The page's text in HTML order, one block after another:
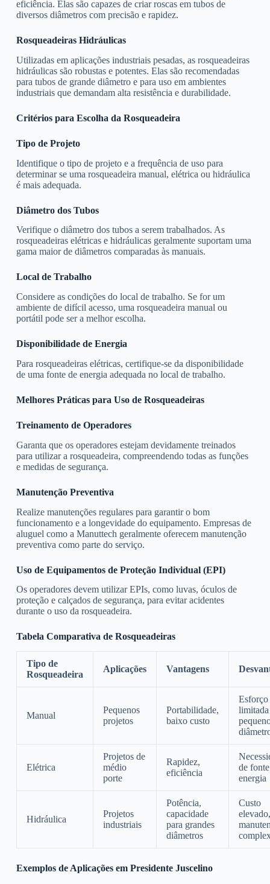
eficiência. Elas são capazes de criar roscas em tubos de
diversos diâmetros com precisão e rapidez.
Rosqueadeiras Hidráulicas
Utilizadas em aplicações industriais pesadas, as rosqueadeiras
hidráulicas são robustas e potentes. Elas são recomendadas
para tubos de grande diâmetro e para uso em ambientes
industriais que demandam alta resistência e durabilidade.
Critérios para Escolha da Rosqueadeira
Tipo de Projeto
Identifique o tipo de projeto e a frequência de uso para
determinar se uma rosqueadeira manual, elétrica ou hidráulica
é mais adequada.
Diâmetro dos Tubos
Verifique o diâmetro dos tubos a serem trabalhados. As
rosqueadeiras elétricas e hidráulicas geralmente suportam uma
gama maior de diâmetros comparadas às manuais.
Local de Trabalho
Considere as condições do local de trabalho. Se for um
ambiente de difícil acesso, uma rosqueadeira manual ou
portátil pode ser a melhor escolha.
Disponibilidade de Energia
Para rosqueadeiras elétricas, certifique-se da disponibilidade
de uma fonte de energia adequada no local de trabalho.
Melhores Práticas para Uso de Rosqueadeiras
Treinamento de Operadores
Garanta que os operadores estejam devidamente treinados
para utilizar a rosqueadeira, compreendendo todas as funções
e medidas de segurança.
Manutenção Preventiva
Realize manutenções regulares para garantir o bom
funcionamento e a longevidade do equipamento. Empresas de
aluguel como a Manuttech geralmente oferecem manutenção
preventiva como parte do serviço.
Uso de Equipamentos de Proteção Individual (EPI)
Os operadores devem utilizar EPIs, como luvas, óculos de
proteção e calçados de segurança, para evitar acidentes
durante o uso da rosqueadeira.
Tabela Comparativa de Rosqueadeiras
Tipo de
Rosqueadeira
Aplicações Vantagens
Manual
Pequenos
projetos
Portabilidade,
baixo custo
limitada
Elétrica
Projetos de
médio
porte
Rapidez,
eficiência
de
energia
Hidráulica
Projetos
industriais
Potência,
capacidade
para grandes
diâmetros
Custo
elevado,
Exemplos de Aplicações em Presidente Juscelino